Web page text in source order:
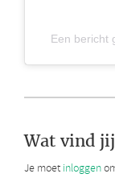
Wat vind
Je moet inloggen